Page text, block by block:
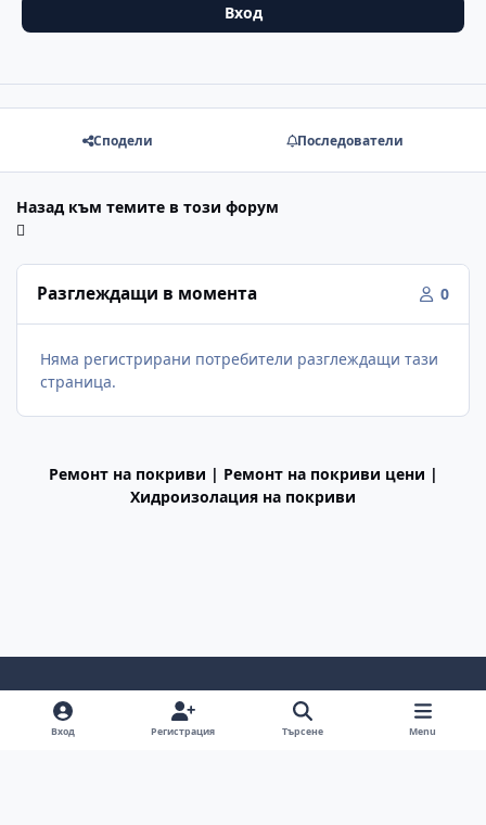
Вход
Сподели Последователи
Назад към темите в този форум
Разглеждащи в момента 0
Няма регистрирани потребители разглеждащи тази
страница.
Ремонт на покриви | Ремонт на покриви цени |
Хидроизолация на покриви
Light ModeDark ModeSystem Preference
f
Вход Регистрация Търсене Menu